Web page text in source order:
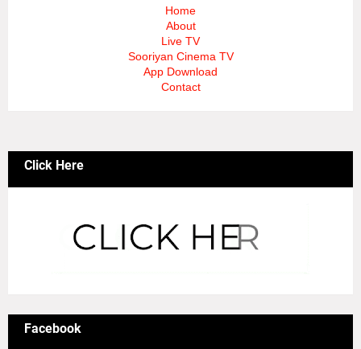
Home
About
Live TV
Sooriyan Cinema TV
App Download
Contact
Click Here
Facebook